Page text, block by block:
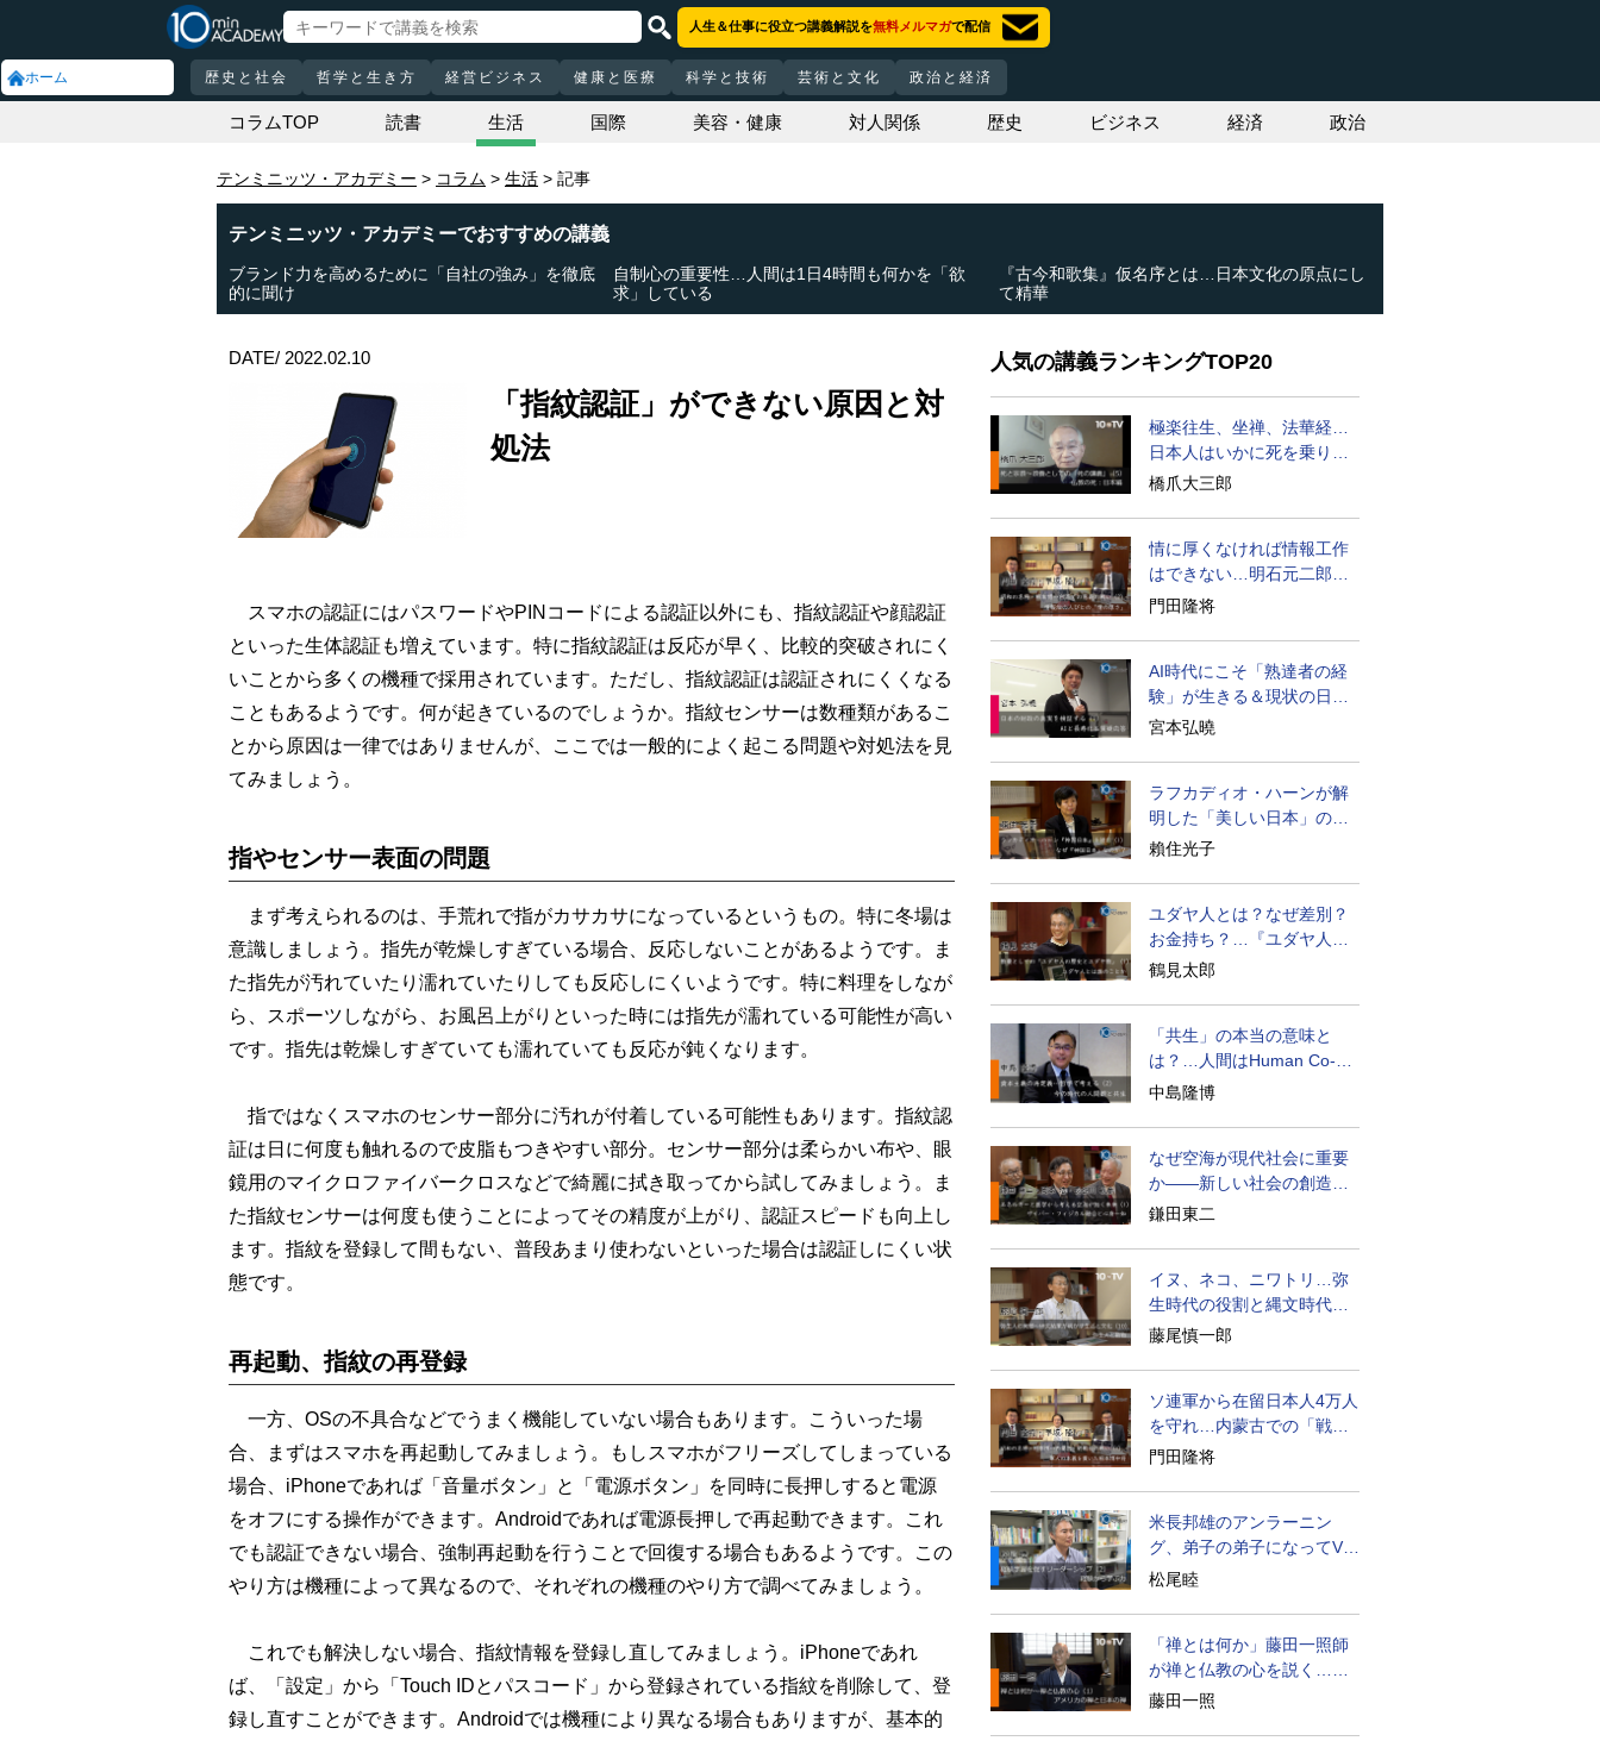
ホーム
人生＆仕事に役立つ講義解説を無料メルマガで配信
歴史と社会 哲学と生き方 経営ビジネス 健康と医療 科学と技術 芸術と文化 政治と経済
コラムTOP 読書 生活 国際 美容・健康 対人関係 歴史 ビジネス 経済 政治
テンミニッツ・アカデミー コラム 生活 記事
テンミニッツ・アカデミーでおすすめの講義
ブランド力を高めるために「自社の強み」を徹底
的に聞け
自制心の重要性…人間は1日4時間も何かを「欲
求」している
『古今和歌集』仮名序とは…日本文化の原点にし
て精華
DATE/ 2022.02.10
「指紋認証」ができない原因と対
処法
スマホの認証にはパスワードやPINコードによる認証以外にも、指紋認証や顔認証
といった生体認証も増えています。特に指紋認証は反応が早く、比較的突破されにく
いことから多くの機種で採用されています。ただし、指紋認証は認証されにくくなる
こともあるようです。何が起きているのでしょうか。指紋センサーは数種類があるこ
とから原因は一律ではありませんが、ここでは一般的によく起こる問題や対処法を見
てみましょう。
指やセンサー表面の問題
まず考えられるのは、手荒れで指がカサカサになっているというもの。特に冬場は
意識しましょう。指先が乾燥しすぎている場合、反応しないことがあるようです。ま
た指先が汚れていたり濡れていたりしても反応しにくいようです。特に料理をしなが
ら、スポーツしながら、お風呂上がりといった時には指先が濡れている可能性が高い
です。指先は乾燥しすぎていても濡れていても反応が鈍くなります。
指ではなくスマホのセンサー部分に汚れが付着している可能性もあります。指紋認
証は日に何度も触れるので皮脂もつきやすい部分。センサー部分は柔らかい布や、眼
鏡用のマイクロファイバークロスなどで綺麗に拭き取ってから試してみましょう。ま
た指紋センサーは何度も使うことによってその精度が上がり、認証スピードも向上し
ます。指紋を登録して間もない、普段あまり使わないといった場合は認証しにくい状
態です。
再起動、指紋の再登録
一方、OSの不具合などでうまく機能していない場合もあります。こういった場
合、まずはスマホを再起動してみましょう。もしスマホがフリーズしてしまっている
場合、iPhoneであれば「音量ボタン」と「電源ボタン」を同時に長押しすると電源
をオフにする操作ができます。Androidであれば電源長押しで再起動できます。これ
でも認証できない場合、強制再起動を行うことで回復する場合もあるようです。この
やり方は機種によって異なるので、それぞれの機種のやり方で調べてみましょう。
これでも解決しない場合、指紋情報を登録し直してみましょう。iPhoneであれ
ば、「設定」から「Touch IDとパスコード」から登録されている指紋を削除して、登
録し直すことができます。Androidでは機種により異なる場合もありますが、基本的
人気の講義ランキングTOP20
極楽往生、坐禅、法華経…
日本人はいかに死を乗り越
えるか
橋爪大三郎
情に厚くなければ情報工作
はできない…明石元二郎の
対露工作の教訓
門田隆将
AI時代にこそ「熟達者の経
験」が生きる＆現状の日本
経済の実情は
宮本弘曉
ラフカディオ・ハーンが解
明した「美しい日本」の秘
密と未来
賴住光子
ユダヤ人とは？なぜ差別？
お金持ち？…『ユダヤ人の
歴史』に学ぶ
鶴見太郎
「共生」の本当の意味と
は？…人間はHuman Co-
becoming
中島隆博
なぜ空海が現代社会に重要
か――新しい社会の創造の
ために
鎌田東二
イヌ、ネコ、ニワトリ…弥
生時代の役割と縄文時代と
の違い
藤尾慎一郎
ソ連軍から在留日本人4万人
を守れ…内蒙古での「戦
後」の激闘
門田隆将
米長邦雄のアンラーニン
グ、弟子の弟子になってV字
成長
松尾睦
「禅とは何か」藤田一照師
が禅と仏教の心を説く…自
発性を重んじる
藤田一照